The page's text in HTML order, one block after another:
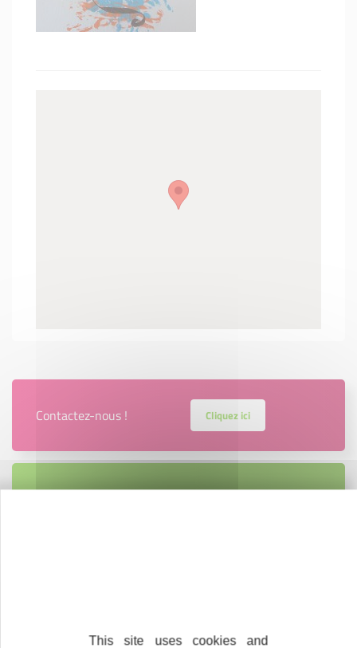
Contactez-nous ! Cliquez ici
This site uses cookies and